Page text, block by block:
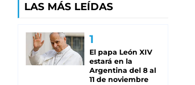
LAS MÁS LEÍDAS
El papa León XIV
estará en la
Argentina del 8 al
11 de noviembre